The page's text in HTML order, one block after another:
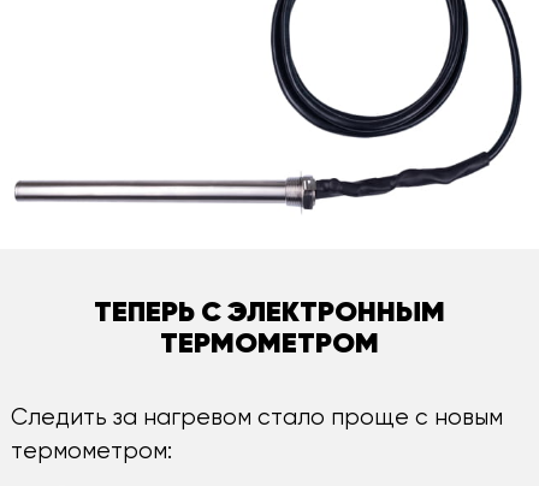
ТЕПЕРЬ С ЭЛЕКТРОННЫМ
ТЕРМОМЕТРОМ
Следить за нагревом стало проще с новым
термометром: